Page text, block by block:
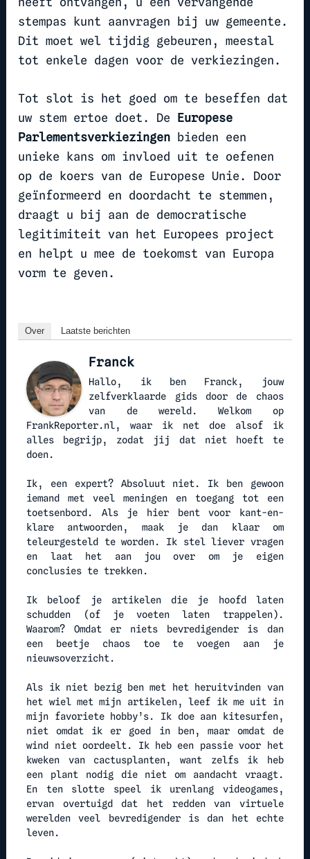
stempas kunt aanvragen bij uw gemeente.
Dit moet wel tijdig gebeuren, meestal
tot enkele dagen voor de verkiezingen.
Tot slot is het goed om te beseffen dat
uw stem ertoe doet. De
Europese
Parlementsverkiezingen bieden een
unieke kans om invloed uit te oefenen
op de koers van de Europese Unie. Door
geïnformeerd en doordacht te stemmen,
draagt u bij aan de democratische
legitimiteit van het Europees project
en helpt u mee de toekomst van Europa
vorm te geven.
Over Laatste berichten
Franck
Hallo, ik ben Franck, jouw
zelfverklaarde gids door de chaos
van de wereld. Welkom op
FrankReporter.nl, waar ik net doe alsof ik
alles begrijp, zodat jij dat niet hoeft te
doen.
Ik, een expert? Absoluut niet. Ik ben gewoon
iemand met veel meningen en toegang tot een
toetsenbord. Als je hier bent voor kant-en-
klare antwoorden, maak je dan klaar om
teleurgesteld te worden. Ik stel liever vragen
en laat het aan jou over om je eigen
conclusies te trekken.
Ik beloof je artikelen die je hoofd laten
schudden (of je voeten laten trappelen).
Waarom? Omdat er niets bevredigender is dan
een beetje chaos toe te voegen aan je
nieuwsoverzicht.
Als ik niet bezig ben met het heruitvinden van
het wiel met mijn artikelen, leef ik me uit in
mijn favoriete hobby’s. Ik doe aan kitesurfen,
niet omdat ik er goed in ben, maar omdat de
wind niet oordeelt. Ik heb een passie voor het
kweken van cactusplanten, want zelfs ik heb
een plant nodig die niet om aandacht vraagt.
En ten slotte speel ik urenlang videogames,
ervan overtuigd dat het redden van virtuele
werelden veel bevredigender is dan het echte
leven.